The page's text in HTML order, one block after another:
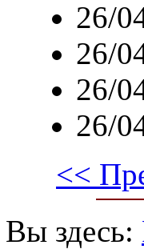
26/
26/
26/
26/
<<
Вы здесь: